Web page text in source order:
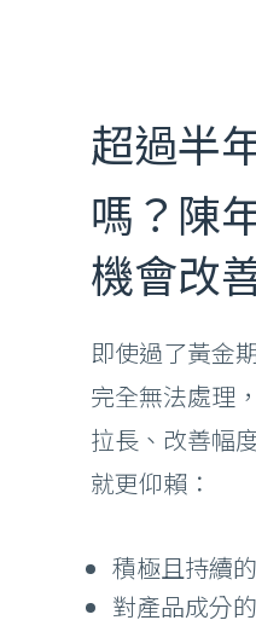
超過半
嗎？陳
機會改
即使過了黃金
完全無法處理
拉長、改善幅
就更仰賴：
積極且持續
對產品成分